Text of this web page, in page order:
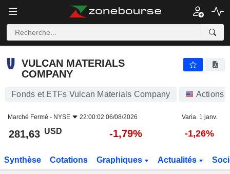
VULCAN MATERIALS
COMPANY
Fonds et ETFs Vulcan Materials Company Actions
Marché Fermé - NYSE 22:00:02 06/08/2026 Varia. 1 janv.
281,63 USD -1,79% -1,26%
Synthèse Cotations Graphiques Actualités